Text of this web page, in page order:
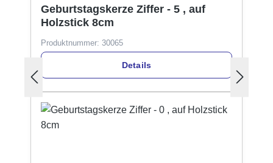
Geburtstagskerze Ziffer - 5 , auf
Holzstick 8cm
Produktnummer: 30065
Details